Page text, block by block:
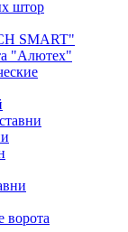
штор
SMART"
"Алютех"
ворота